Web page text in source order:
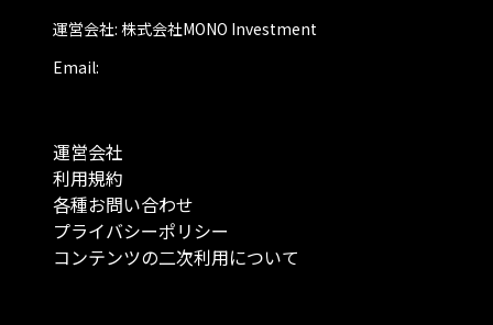
運営会社: 株式会社MONO Investment
Email:
運営会社
利用規約
各種お問い合わせ
プライバシーポリシー
コンテンツの二次利用について